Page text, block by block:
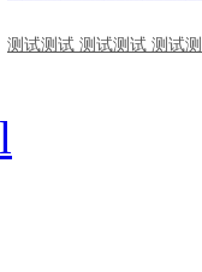
测试测试 测试测试 测试